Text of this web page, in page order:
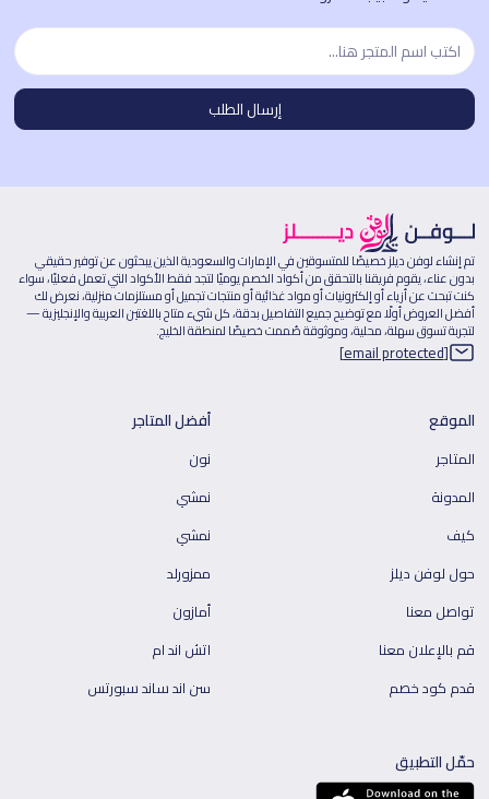
تم إنشاء لوفن ديلز خصيصًا للمتسوقين في الإمارات والسعودية الذين يبحثون عن توفير حقيقي
بدون عناء، يقوم فريقنا بالتحقق من أكواد الخصم يوميًا لتجد فقط الأكواد التي تعمل فعليًا، سواء
كنت تبحث عن أزياء أو إلكترونيات أو مواد غذائية أو منتجات تجميل أو مستلزمات منزلية، نعرض لك
أفضل العروض أولًا مع توضيح جميع التفاصيل بدقة، كل شيء متاح باللغتين العربية والإنجليزية —
لتجربة تسوق سهلة، محلية، وموثوقة صُممت خصيصًا لمنطقة الخليج.
[email protected]
الموقع
المتاجر
المدونة
كيف
حول لوفن ديلز
تواصل معنا
قم بالإعلان معنا
قدم كود خصم
أفضل المتاجر
نون
نمشي
نمشي
ممزورلد
أمازون
اتش اند ام
سن اند ساند سبورتس
حمّل التطبيق